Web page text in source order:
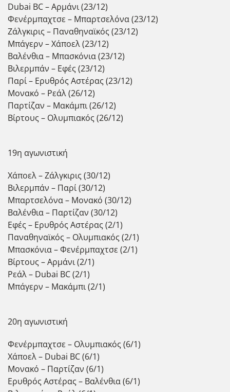
Dubai BC – Αρμάνι (23/12)
Φενέρμπαχτσε – Μπαρτσελόνα (23/12)
Ζάλγκιρις – Παναθηναϊκός (23/12)
Μπάγερν – Χάποελ (23/12)
Βαλένθια – Μπασκόνια (23/12)
Βιλερμπάν – Εφές (23/12)
Παρί – Ερυθρός Αστέρας (23/12)
Μονακό – Ρεάλ (26/12)
Παρτίζαν – Μακάμπι (26/12)
Βίρτους – Ολυμπιακός (26/12)
19η αγωνιστική
Χάποελ – Ζάλγκιρις (30/12)
Βιλερμπάν – Παρί (30/12)
Μπαρτσελόνα – Μονακό (30/12)
Βαλένθια – Παρτίζαν (30/12)
Εφές – Ερυθρός Αστέρας (2/1)
Παναθηναϊκός – Ολυμπιακός (2/1)
Μπασκόνια – Φενέρμπαχτσε (2/1)
Βίρτους – Αρμάνι (2/1)
Ρεάλ – Dubai BC (2/1)
Μπάγερν – Μακάμπι (2/1)
20η αγωνιστική
Φενέρμπαχτσε – Ολυμπιακός (6/1)
Χάποελ – Dubai BC (6/1)
Μονακό – Παρτίζαν (6/1)
Ερυθρός Αστέρας – Βαλένθια (6/1)